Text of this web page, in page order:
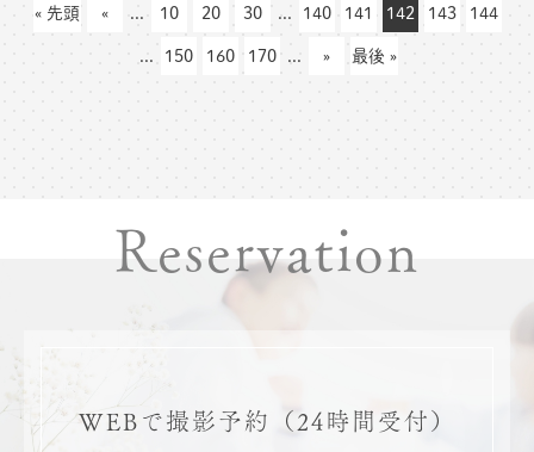
« 先頭 « ... 10 20 30 ... 140 141 142 143
144
... 150 160 170 ... » 最後 »
Reservation
WEBで撮影予約 （24時間受付）